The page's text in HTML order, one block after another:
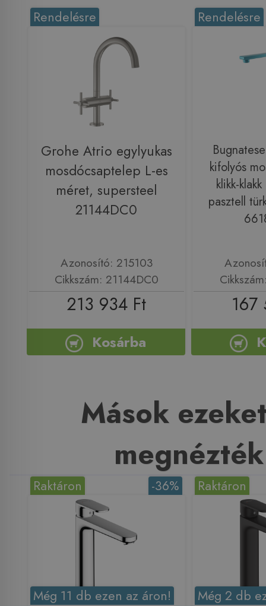
Rendelésre
Grohe Atrio egylyukas
mosdócsaptelep L-es
méret, supersteel
21144DC0
Azonosító: 215103
Cikkszám: 21144DC0
213 934 Ft
Kosárba
Rendelésre
kifolyós
klikk-
pasztell
167
Mások
megnézték
-36%
Raktáron
Még 11 db ezen az áron!
Raktáron
Még 2 db